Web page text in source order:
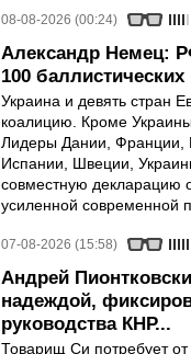
08-08-2026 (00:24)
Александр Немец:
100 баллистических
Украина и девять стран
коалицию. Кроме
Лидеры Дании, Франции,
Испании, Швеции,
совместную декларацию
усиленной современной
07-08-2026 (15:58)
Андрей
надеждой,
руководства КНР...
Товарищ Си потребует